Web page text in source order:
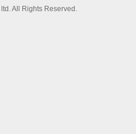
All Rights Reserved.